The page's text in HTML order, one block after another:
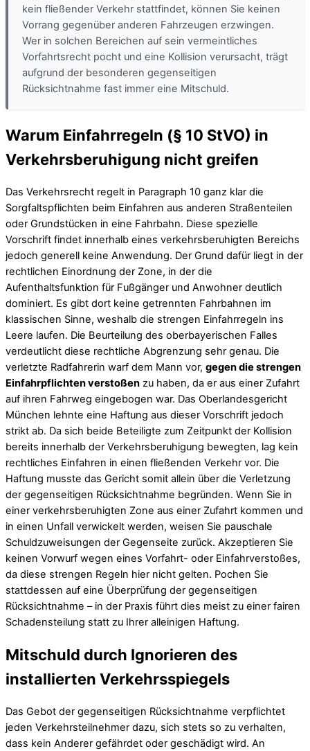
kein fließender Verkehr stattfindet, können Sie keinen
Vorrang gegenüber anderen Fahrzeugen erzwingen.
Wer in solchen Bereichen auf sein vermeintliches
Vorfahrtsrecht pocht und eine Kollision verursacht, trägt
aufgrund der besonderen gegenseitigen
Rücksichtnahme fast immer eine Mitschuld.
Warum Einfahrregeln (§ 10 StVO) in
Verkehrsberuhigung nicht greifen
Das Verkehrsrecht regelt in Paragraph 10 ganz klar die
Sorgfaltspflichten beim Einfahren aus anderen Straßenteilen
oder Grundstücken in eine Fahrbahn. Diese spezielle
Vorschrift findet innerhalb eines verkehrsberuhigten Bereichs
jedoch generell keine Anwendung. Der Grund dafür liegt in der
rechtlichen Einordnung der Zone, in der die
Aufenthaltsfunktion für Fußgänger und Anwohner deutlich
dominiert. Es gibt dort keine getrennten Fahrbahnen im
klassischen Sinne, weshalb die strengen Einfahrregeln ins
Leere laufen. Die Beurteilung des oberbayerischen Falles
verdeutlicht diese rechtliche Abgrenzung sehr genau. Die
verletzte Radfahrerin warf dem Mann vor, gegen die strengen
Einfahrpflichten verstoßen zu haben, da er aus einer Zufahrt
auf ihren Fahrweg eingebogen war. Das Oberlandesgericht
München lehnte eine Haftung aus dieser Vorschrift jedoch
strikt ab. Da sich beide Beteiligte zum Zeitpunkt der Kollision
bereits innerhalb der Verkehrsberuhigung bewegten, lag kein
rechtliches Einfahren in einen fließenden Verkehr vor. Die
Haftung musste das Gericht somit allein über die Verletzung
der gegenseitigen Rücksichtnahme begründen. Wenn Sie in
einer verkehrsberuhigten Zone aus einer Zufahrt kommen und
in einen Unfall verwickelt werden, weisen Sie pauschale
Schuldzuweisungen der Gegenseite zurück. Akzeptieren Sie
keinen Vorwurf wegen eines Vorfahrt- oder Einfahrverstoßes,
da diese strengen Regeln hier nicht gelten. Pochen Sie
stattdessen auf eine Überprüfung der gegenseitigen
Rücksichtnahme – in der Praxis führt dies meist zu einer fairen
Schadensteilung statt zu Ihrer alleinigen Haftung.
Mitschuld durch Ignorieren des
installierten Verkehrsspiegels
Das Gebot der gegenseitigen Rücksichtnahme verpflichtet
jeden Verkehrsteilnehmer dazu, sich stets so zu verhalten,
dass kein Anderer gefährdet oder geschädigt wird. An